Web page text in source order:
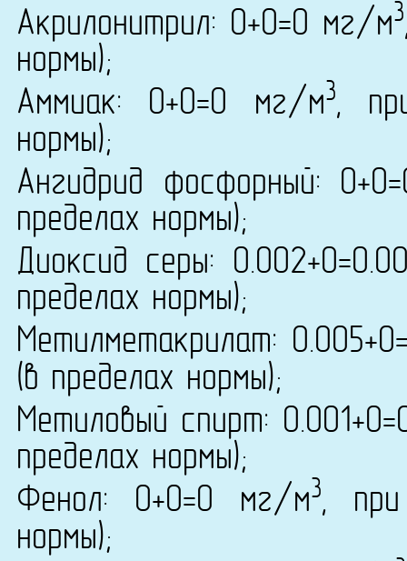
Акрилонитрил: 0+0=0 мг/м3
нормы);
Аммиак: 0+0=0 мг/м3,
нормы);
Ангидрид фосфорный:
пределах нормы);
Диоксид серы:
пределах нормы);
Метилметакрилат:
(в пределах нормы);
Метиловый спирт:
пределах нормы);
Фенол: 0+0=0 мг/м3,
нормы);